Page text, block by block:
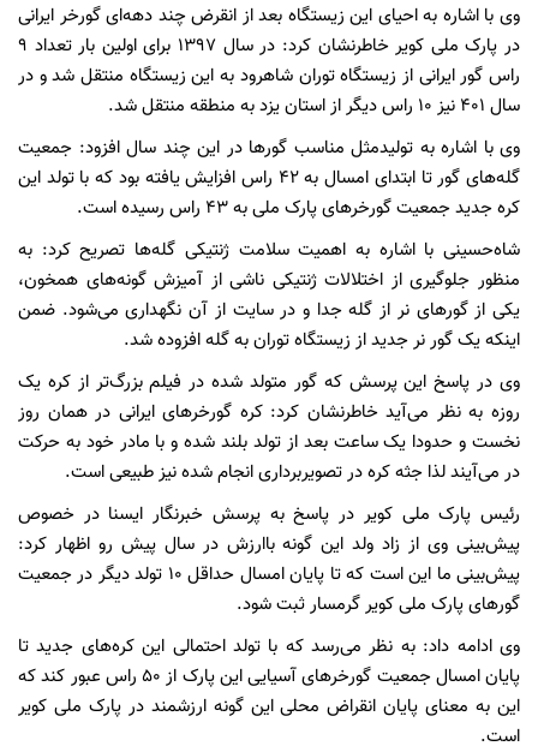
وی با اشاره به احیای این زیستگاه بعد از انقرض چند دهه‌ای گورخر ایرانی
در پارک ملی کویر خاطرنشان کرد: در سال ۱۳۹۷ برای اولین بار تعداد ۹
راس گور ایرانی از زیستگاه توران شاهرود به این زیستگاه منتقل شد و در
سال ۴۰۱ نیز ۱۰ راس دیگر از استان یزد به منطقه منتقل شد.
وی با اشاره به تولیدمثل مناسب گورها در این چند سال افزود: جمعیت
گله‌های گور تا ابتدای امسال به ۴۲ راس افزایش یافته بود که با تولد این
کره جدید جمعیت گورخرهای پارک ملی به ۴۳ راس رسیده است.
شاه‌حسینی با اشاره به اهمیت سلامت ژنتیکی گله‌ها تصریح کرد: به
منظور جلوگیری از اختلالات ژنتیکی ناشی از آمیزش گونه‌های همخون،
یکی از گورهای نر از گله جدا و در سایت از آن نگهداری می‌شود. ضمن
اینکه یک گور نر جدید از زیستگاه توران به گله افزوده شد.
وی در پاسخ این پرسش که گور متولد شده در فیلم بزرگ‌تر از کره یک
روزه به نظر می‌آید خاطرنشان کرد: کره گورخرهای ایرانی در همان روز
نخست و حدودا یک ساعت بعد از تولد بلند شده و با مادر خود به حرکت
در می‌آیند لذا جثه کره در تصویربرداری انجام شده نیز طبیعی است.
رئیس پارک ملی کویر در پاسخ به پرسش خبرنگار ایسنا در خصوص
پیش‌بینی وی از زاد ولد این گونه باارزش در سال پیش رو اظهار کرد:
پیش‌بینی ما این است که تا پایان امسال حداقل ۱۰ تولد دیگر در جمعیت
گورهای پارک ملی کویر گرمسار ثبت شود.
وی ادامه داد: به نظر می‌رسد که با تولد احتمالی این کره‌های جدید تا
پایان امسال جمعیت گورخرهای آسیایی این پارک از ۵۰ راس عبور کند که
این به معنای پایان انقراض محلی این گونه ارزشمند در پارک ملی کویر
است.